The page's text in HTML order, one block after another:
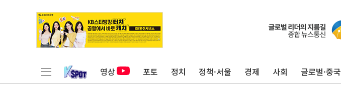
영상 포토 정치 정책·서울 경제 사회 글로벌·중국